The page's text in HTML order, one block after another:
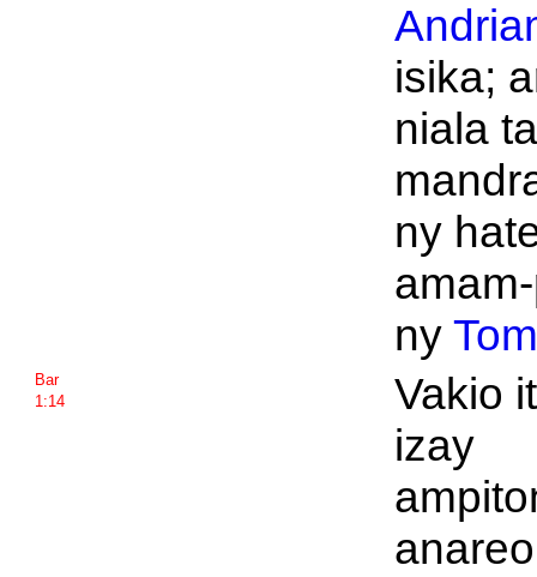
isika;
niala
ny
ny
Bar
1:14
Vakio
izay